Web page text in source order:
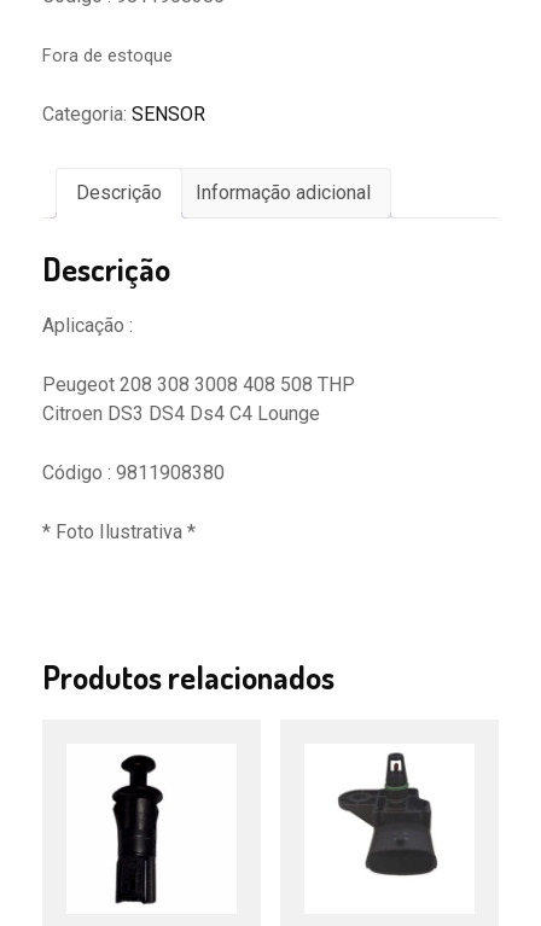
Fora de estoque
Categoria: SENSOR
Descrição Informação adicional
Descrição
Aplicação :
Peugeot 208 308 3008 408 508 THP
Citroen DS3 DS4 Ds4 C4 Lounge
Código : 9811908380
* Foto Ilustrativa *
Produtos relacionados